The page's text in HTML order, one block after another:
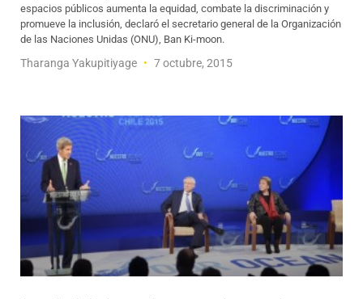
espacios públicos aumenta la equidad, combate la discriminación y
promueve la inclusión, declaró el secretario general de la Organización
de las Naciones Unidas (ONU), Ban Ki-moon.
Tharanga Yakupitiyage 7 octubre, 2015